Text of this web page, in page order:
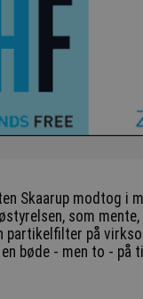
Skaarup modtog i
som
partikelfilter på
bøde - men to - på